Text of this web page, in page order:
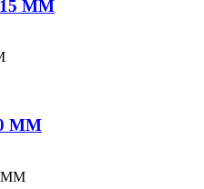
MM
MM